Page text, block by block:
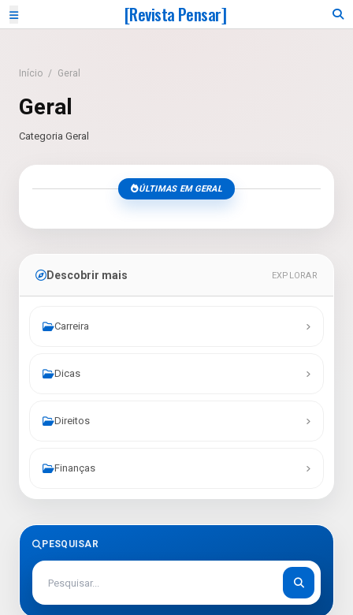
[Revista Pensar]
Início / Geral
Geral
Categoria Geral
ÚLTIMAS EM GERAL
Descobrir mais EXPLORAR
Carreira
Dicas
Direitos
Finanças
PESQUISAR